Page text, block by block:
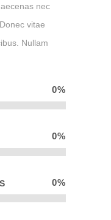
nec
vitae
Nullam
0%
0%
0%